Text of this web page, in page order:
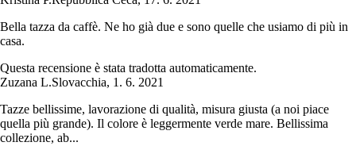
Bella tazza da caffè. Ne ho già due e sono quelle che usiamo di più in
casa.
Questa recensione è stata tradotta automaticamente.
Zuzana L.Slovacchia, 1. 6. 2021
Tazze bellissime, lavorazione di qualità, misura giusta (a noi piace
quella più grande). Il colore è leggermente verde mare. Bellissima
collezione, ab...